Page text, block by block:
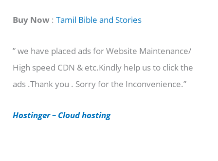
t
g
o
r
e
Buy Now :Tamil Bible and Stories
” we have placed ads for Website Maintenance/
High speed CDN & etc.Kindly help us to click the
ads .Thank you . Sorry for the Inconvenience.”
Hostinger – Cloud hosting